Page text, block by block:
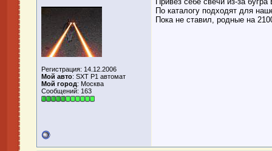
Регистрация: 14.12.2006
Мой авто: SXT P1 автомат
Мой город: Москва
Сообщений: 163
По каталогу подходят для
Пока не ставил, родные на